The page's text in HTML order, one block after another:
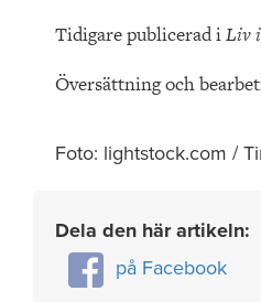
Tidigare publicerad iLiv
Översättning och
Foto: lightstock.com /
Dela den här artikeln:
på Facebook